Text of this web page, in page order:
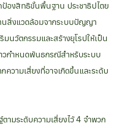
องสิทธิขั้นพื้นฐาน ประชาธิปไตย
นสิ่งแวดล้อมจากระบบปัญญา
นวัตกรรมและสร้างยุโรปให้เป็น
วกำหนดพันธกรณีสำหรับระบบ
วามเสี่ยงที่อาจเกิดขึ้นและระดับ
มระดับความเสี่ยงไว้ 4 จำพวก